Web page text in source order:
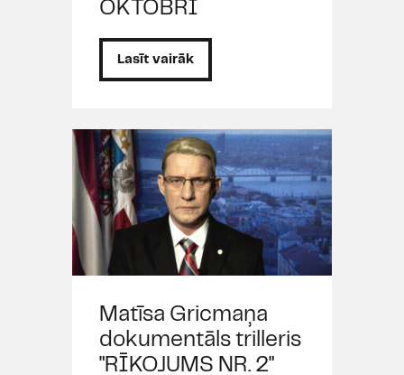
OKTOBRĪ
Lasīt vairāk
Matīsa Gricmaņa
dokumentāls trilleris
"RĪKOJUMS NR. 2"